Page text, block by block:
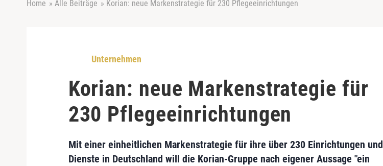
Home » Alle Beiträge » Korian: neue Markenstrategie für 230 Pflegeeinrichtungen
Unternehmen
Korian: neue Markenstrategie für
230 Pflegeeinrichtungen
Mit einer einheitlichen Markenstrategie für ihre über 230 Einrichtungen und
Dienste in Deutschland will die Korian-Gruppe nach eigener Aussage "ein